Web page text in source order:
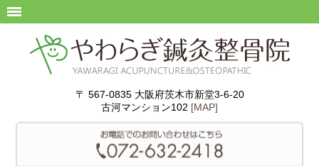
〒 567-0835 大阪府茨木市新堂3-6-20
古河マンション102 [MAP]